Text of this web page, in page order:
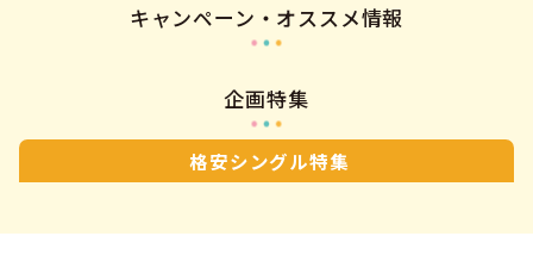
キャンペーン・オススメ情報
企画特集
格安シングル特集